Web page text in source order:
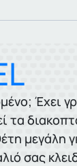
Έχει
τα
μεγάλη
σας